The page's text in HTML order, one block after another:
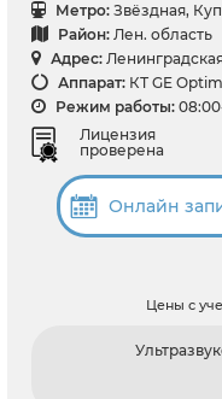
Метро: Звёздная,
Район: Лен. область
Адрес:
Аппарат: КТ GE
Режим работы:
Лицензия
проверена
Онлайн
Цены с